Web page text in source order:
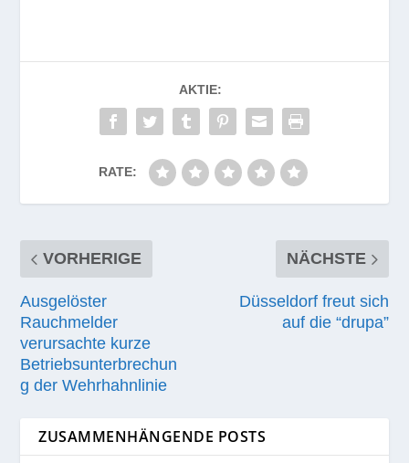
AKTIE:
RATE:
VORHERIGE
Ausgelöster
Rauchmelder
verursachte kurze
Betriebsunterbrechun
g der Wehrhahnlinie
NÄCHSTE
Düsseldorf freut sich
auf die “drupa”
ZUSAMMENHÄNGENDE POSTS